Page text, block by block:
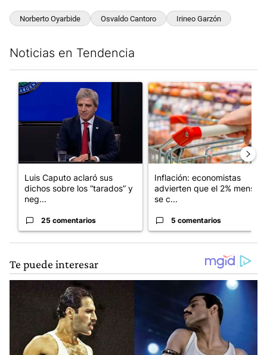
Norberto Oyarbide Osvaldo Cantoro Irineo Garzón
Noticias en Tendencia
Un artículo de tendencia con el título "Luis Caputo aclaró sus
Luis Caputo aclaró sus
dichos sobre los “tarados” y
neg...
25 comentarios
Un artículo de tendencia con
Inflación: economistas
advierten que el 2% mensual
se c...
5 comentarios